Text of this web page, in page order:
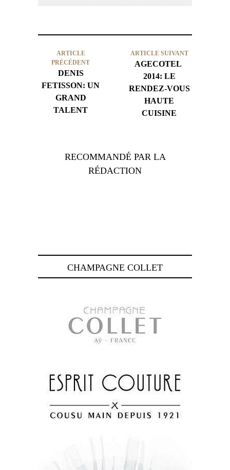
ARTICLE
PRÉCÉDENT
DENIS
FETISSON: UN
GRAND
TALENT
ARTICLE SUIVANT
AGECOTEL
2014: LE
RENDEZ-VOUS
HAUTE
CUISINE
RECOMMANDÉ PAR LA
RÉDACTION
CHAMPAGNE COLLET